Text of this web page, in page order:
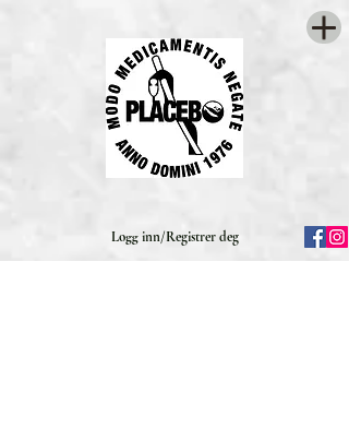
Logg inn/Registrer deg